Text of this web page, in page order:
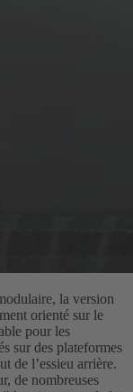
la version
orienté sur le
pour les
sur des plateformes
de l’essieu arrière.
de nombreuses